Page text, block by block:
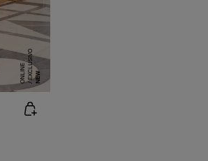
NEW
E
X
C
L
USI
V
O
O
N
LI
N
E